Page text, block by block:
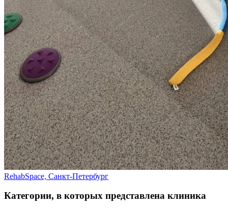
RehabSpace, Санкт-Петербург
Категории, в которых представлена клиника